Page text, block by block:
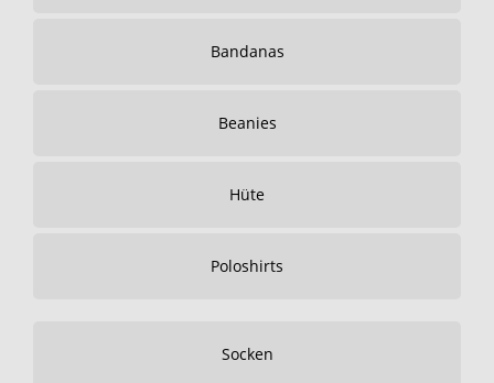
Bandanas
Beanies
Hüte
Poloshirts
Socken